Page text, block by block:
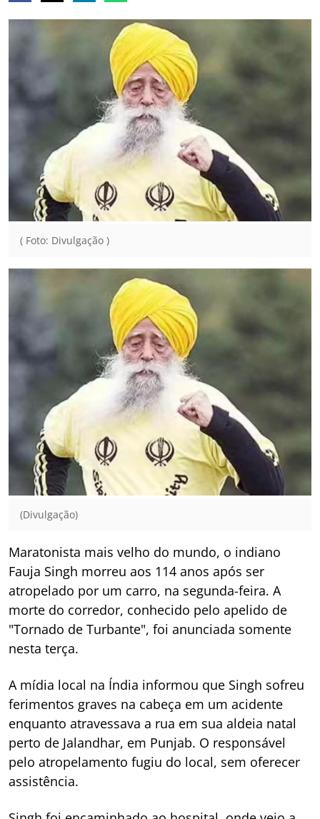
( Foto: Divulgação )
(Divulgação)
Maratonista mais velho do mundo, o indiano
Fauja Singh morreu aos 114 anos após ser
atropelado por um carro, na segunda-feira. A
morte do corredor, conhecido pelo apelido de
"Tornado de Turbante", foi anunciada somente
nesta terça.
A mídia local na Índia informou que Singh sofreu
ferimentos graves na cabeça em um acidente
enquanto atravessava a rua em sua aldeia natal
perto de Jalandhar, em Punjab. O responsável
pelo atropelamento fugiu do local, sem oferecer
assistência.